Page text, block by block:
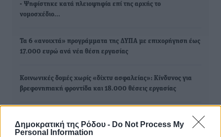
Δημοκρατική της Ρόδου - Do Not Process My
Personal Information
- Ψηφίστηκε κατά πλειοψηφία επί της αρχής το
νομοσχέδιο…
Τα 6 «ανοιχτά» προγράμματα της ΔΥΠΑ με επιχορήγηση έως
17.000 ευρώ ανά νέα θέση εργασίας
Κοινωνικές δομές χωρίς «δίχτυ ασφαλείας»: Κίνδυνος για
βρεφονηπιακή φροντίδα και 18.000 θέσεις εργασίας
Μεγάλες ελλείψεις σε αγροτικό τομέα και κατασκευές